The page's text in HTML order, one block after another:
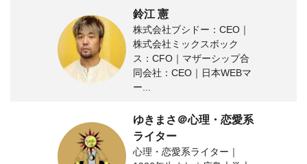
鈴江 憲
株式会社ブシドー：CEO｜
株式会社ミックスボック
ス：CFO｜マザーシップ合
同会社：CEO｜日本WEBマ
ー...
ゆきまさ＠心理・恋愛系
ライター
心理・恋愛系ライター｜